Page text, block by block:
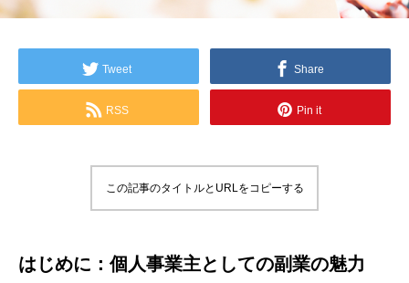
Tweet Share
RSS Pin it
この記事のタイトルとURLをコピーする
はじめに：個人事業主としての副業の魅力